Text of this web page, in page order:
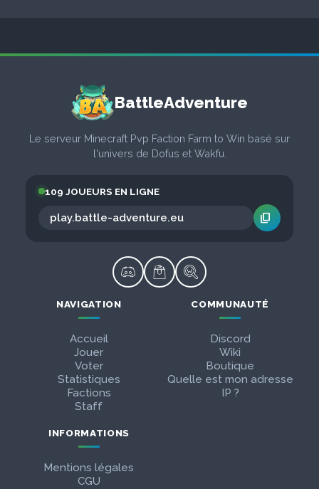
BattleAdventure
Le serveur Minecraft Pvp Faction Farm to Win basé sur
l'univers de Dofus et Wakfu.
109 JOUEURS EN LIGNE
content_copy
NAVIGATION
Accueil
Jouer
Voter
Statistiques
Factions
Staff
COMMUNAUTÉ
Discord
Wiki
Boutique
Quelle est mon adresse
IP ?
INFORMATIONS
Mentions légales
CGU